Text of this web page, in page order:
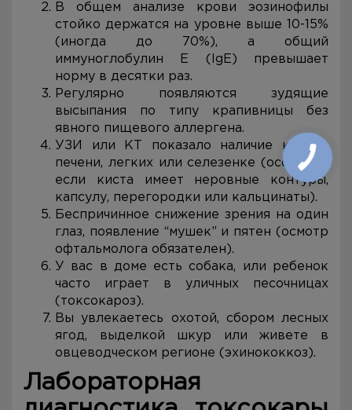
В общем анализе крови эозинофилы
стойко держатся на уровне выше 10-15%
(иногда до 70%), а общий
иммуноглобулин Е (IgE) превышает
норму в десятки раз.
Регулярно появляются зудящие
высыпания по типу крапивницы без
явного пищевого аллергена.
УЗИ или КТ показало наличие кист в
печени, легких или селезенке (особенно
если киста имеет неровные контуры,
капсулу, перегородки или кальцинаты).
Беспричинное снижение зрения на один
глаз, появление “мушек” и пятен (осмотр
офтальмолога обязателен).
У вас в доме есть собака, или ребенок
часто играет в уличных песочницах
(токсокароз).
Вы увлекаетесь охотой, сбором лесных
ягод, выделкой шкур или живете в
овцеводческом регионе (эхинококкоз).
Лабораторная